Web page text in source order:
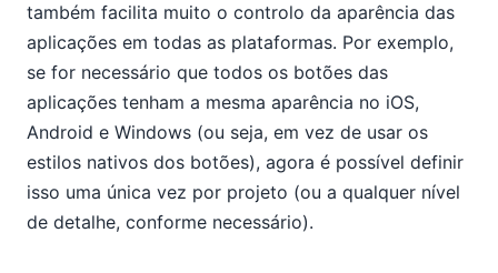
também facilita muito o controlo da aparência das
aplicações em todas as plataformas. Por exemplo,
se for necessário que todos os botões das
aplicações tenham a mesma aparência no iOS,
Android e Windows (ou seja, em vez de usar os
estilos nativos dos botões), agora é possível definir
isso uma única vez por projeto (ou a qualquer nível
de detalhe, conforme necessário).